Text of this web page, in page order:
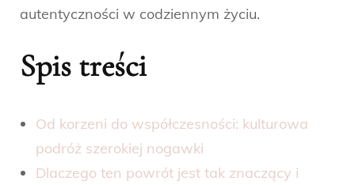
autentyczności w codziennym życiu.
Spis treści
Od korzeni do współczesności: kulturowa
podróż szerokiej nogawki
Dlaczego ten powrót jest tak znaczący i